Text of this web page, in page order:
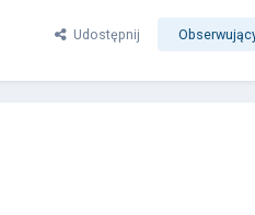
Udostępnij